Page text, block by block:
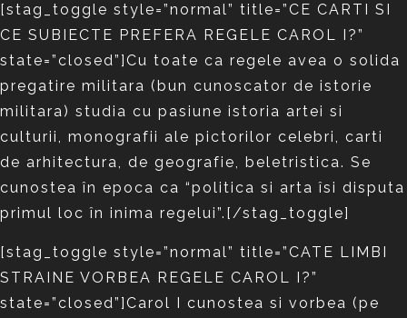
[stag_toggle style=”normal” title=”CE CARTI SI
CE SUBIECTE PREFERA REGELE CAROL I?”
state=”closed”]Cu toate ca regele avea o solida
pregatire militara (bun cunoscator de istorie
militara) studia cu pasiune istoria artei si
culturii, monografii ale pictorilor celebri, carti
de arhitectura, de geografie, beletristica. Se
cunostea în epoca ca “politica si arta îsi disputa
primul loc în inima regelui”.[/stag_toggle]
[stag_toggle style=”normal” title=”CATE LIMBI
STRAINE VORBEA REGELE CAROL I?”
state=”closed”]Carol I cunostea si vorbea (pe